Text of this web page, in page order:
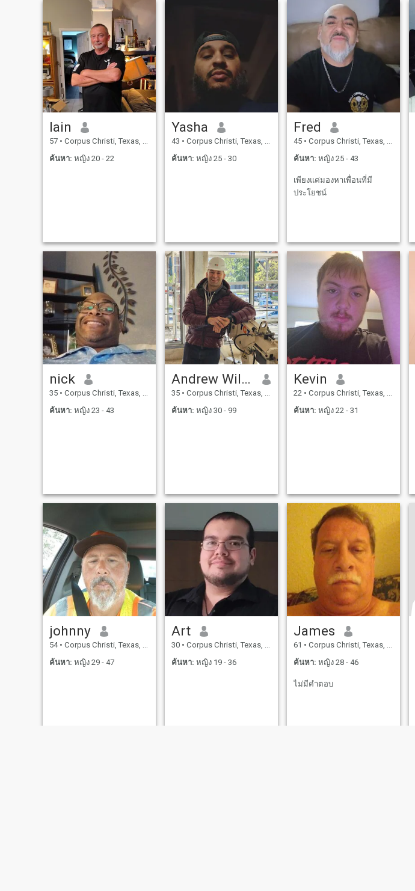
ตัดสินใจครั้งต่อไป ขออภัยแต่
นี่เป็นเรื่องที่น่าผิดหวังเมื่อคุณ
พยายามจริงจังกับอนาคตของ
คุณ พรของพระเจ้าสำหรับทุก
คน ฉันมีโปรไฟล์ในบัญชีอื่นๆ
โทรคริสเตียนพิลิปิโน...
Iain
57 • Corpus Christi, Texas, สหรัฐอเมริกา
ค้นหา: หญิง 20 - 22
Yasha
43 • Corpus Christi, Texas, สหรัฐอเมริกา
ค้นหา: หญิง 25 - 30
Fred
45 • Corpus Christi, Texas, สหรัฐอเมริกา
ค้นหา: หญิง 25 - 43
เพียงแค่มองหาเพื่อนที่มี
ประโยชน์
nick
35 • Corpus Christi, Texas, สหรัฐอเมริกา
ค้นหา: หญิง 23 - 43
Andrew Williams
35 • Corpus Christi, Texas, สหรัฐอเมริกา
ค้นหา: หญิง 30 - 99
Kevin
22 • Corpus Christi, Texas, สหรัฐอเมริกา
ค้นหา: หญิง 22 - 31
johnny
54 • Corpus Christi, Texas, สหรัฐอเมริกา
ค้นหา: หญิง 29 - 47
Art
30 • Corpus Christi, Texas, สหรัฐอเมริกา
ค้นหา: หญิง 19 - 36
James
61 • Corpus Christi, Texas, สหรัฐอเมริกา
ค้นหา: หญิง 28 - 46
ไม่มีคำตอบ